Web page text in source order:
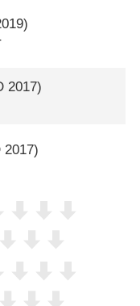
2017)
2017)